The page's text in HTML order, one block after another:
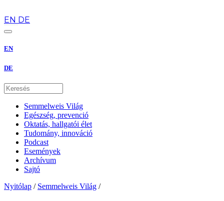
EN DE
EN
DE
Semmelweis Világ
Egészség, prevenció
Oktatás, hallgatói élet
Tudomány, innováció
Podcast
Események
Archívum
Sajtó
Nyitólap / Semmelweis Világ /